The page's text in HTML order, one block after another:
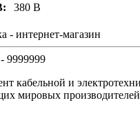
380 В
интернет-магазин
9999999
кабельной и
мировых производителей